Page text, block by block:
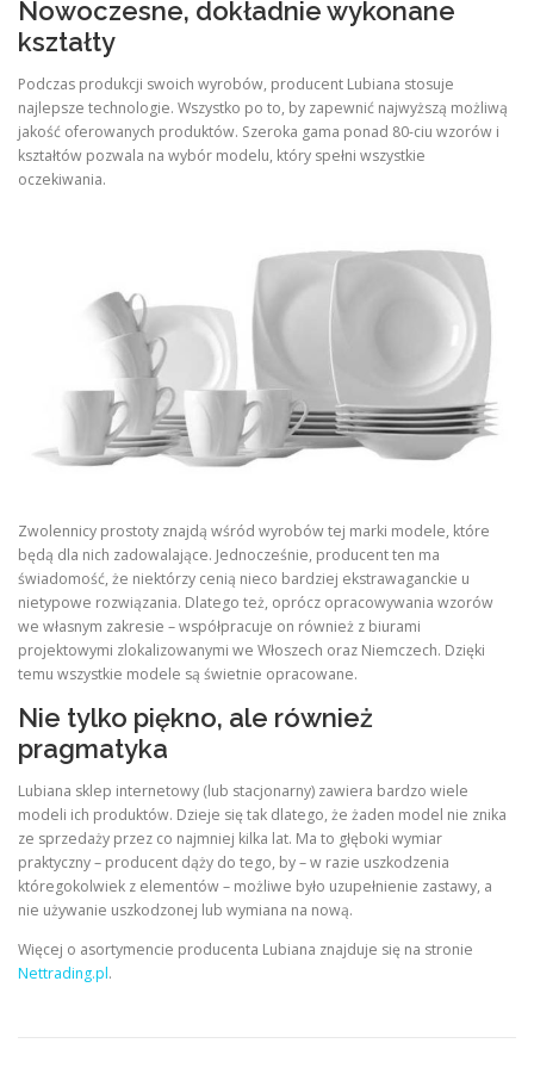
Nowoczesne, dokładnie wykonane
kształty
Podczas produkcji swoich wyrobów, producent Lubiana stosuje
najlepsze technologie. Wszystko po to, by zapewnić najwyższą możliwą
jakość oferowanych produktów. Szeroka gama ponad 80-ciu wzorów i
kształtów pozwala na wybór modelu, który spełni wszystkie
oczekiwania.
Zwolennicy prostoty znajdą wśród wyrobów tej marki modele, które
będą dla nich zadowalające. Jednocześnie, producent ten ma
świadomość, że niektórzy cenią nieco bardziej ekstrawaganckie u
nietypowe rozwiązania. Dlatego też, oprócz opracowywania wzorów
we własnym zakresie – współpracuje on również z biurami
projektowymi zlokalizowanymi we Włoszech oraz Niemczech. Dzięki
temu wszystkie modele są świetnie opracowane.
Nie tylko piękno, ale również
pragmatyka
Lubiana sklep internetowy (lub stacjonarny) zawiera bardzo wiele
modeli ich produktów. Dzieje się tak dlatego, że żaden model nie znika
ze sprzedaży przez co najmniej kilka lat. Ma to głęboki wymiar
praktyczny – producent dąży do tego, by – w razie uszkodzenia
któregokolwiek z elementów – możliwe było uzupełnienie zastawy, a
nie używanie uszkodzonej lub wymiana na nową.
Więcej o asortymencie producenta Lubiana znajduje się na stronie
Nettrading.pl.